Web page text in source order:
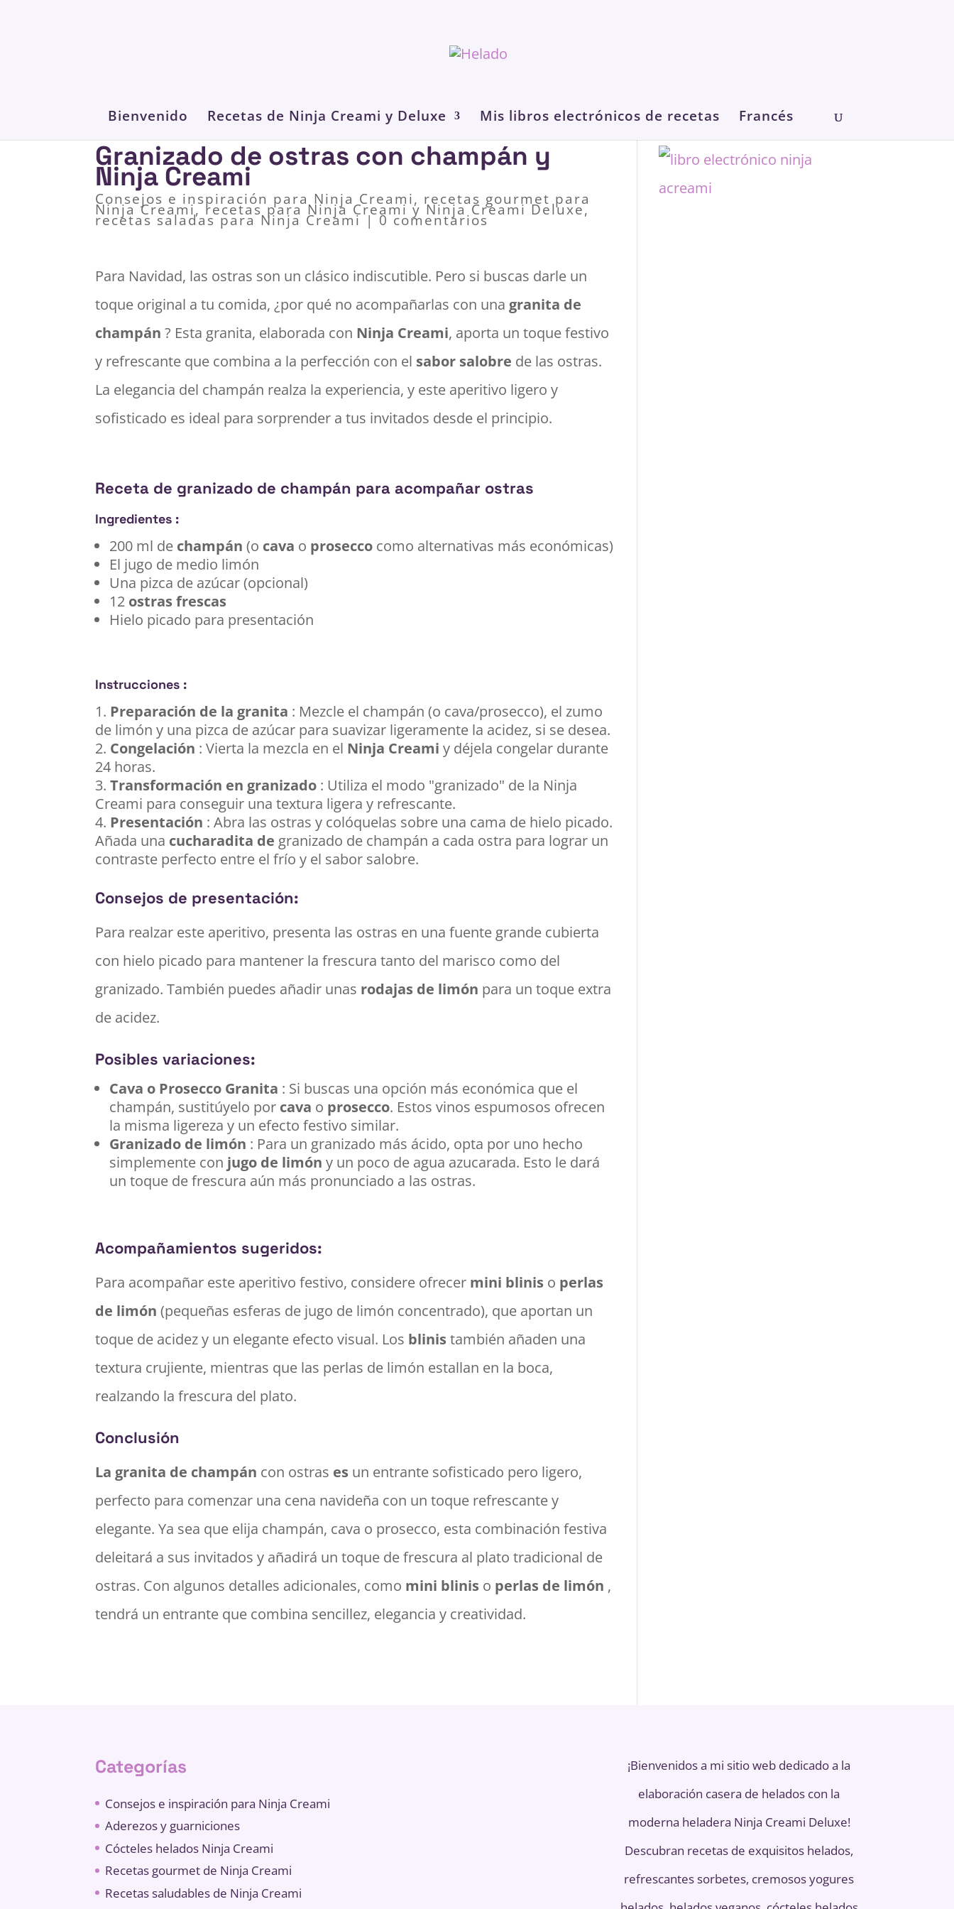
Bienvenido Recetas de Ninja Creami y Deluxe Mis libros electrónicos de recetas Francés
Granizado de ostras con champán y
Ninja Creami
Consejos e inspiración para Ninja Creami, recetas gourmet para
Ninja Creami, recetas para Ninja Creami y Ninja Creami Deluxe,
recetas saladas para Ninja Creami|0 comentarios
Para Navidad, las ostras son un clásico indiscutible. Pero si buscas darle un
toque original a tu comida, ¿por qué no acompañarlas con una granita de
champán ? Esta granita, elaborada con Ninja Creami, aporta un toque festivo
y refrescante que combina a la perfección con el sabor salobre de las ostras.
La elegancia del champán realza la experiencia, y este aperitivo ligero y
sofisticado es ideal para sorprender a tus invitados desde el principio.
Receta de granizado de champán para acompañar ostras
Ingredientes :
200 ml de champán (o cava o prosecco como alternativas más económicas)
El jugo de medio limón
Una pizca de azúcar (opcional)
12 ostras frescas
Hielo picado para presentación
Instrucciones :
Preparación de la granita : Mezcle el champán (o cava/prosecco), el zumo
de limón y una pizca de azúcar para suavizar ligeramente la acidez, si se desea.
Congelación : Vierta la mezcla en el Ninja Creami y déjela congelar durante
24 horas.
Transformación en granizado : Utiliza el modo "granizado" de la Ninja
Creami para conseguir una textura ligera y refrescante.
Presentación : Abra las ostras y colóquelas sobre una cama de hielo picado.
Añada una cucharadita de granizado de champán a cada ostra para lograr un
contraste perfecto entre el frío y el sabor salobre.
Consejos de presentación:
Para realzar este aperitivo, presenta las ostras en una fuente grande cubierta
con hielo picado para mantener la frescura tanto del marisco como del
granizado. También puedes añadir unas rodajas de limón para un toque extra
de acidez.
Posibles variaciones:
Cava o Prosecco Granita : Si buscas una opción más económica que el
champán, sustitúyelo por cava o prosecco. Estos vinos espumosos ofrecen
la misma ligereza y un efecto festivo similar.
Granizado de limón : Para un granizado más ácido, opta por uno hecho
simplemente con jugo de limón y un poco de agua azucarada. Esto le dará
un toque de frescura aún más pronunciado a las ostras.
Acompañamientos sugeridos:
Para acompañar este aperitivo festivo, considere ofrecer mini blinis o perlas
de limón (pequeñas esferas de jugo de limón concentrado), que aportan un
toque de acidez y un elegante efecto visual. Los blinistambién añaden una
textura crujiente, mientras que las perlas de limón estallan en la boca,
realzando la frescura del plato.
Conclusión
La granita de champán con ostras es un entrante sofisticado pero ligero,
perfecto para comenzar una cena navideña con un toque refrescante y
elegante. Ya sea que elija champán, cava o prosecco, esta combinación festiva
deleitará a sus invitados y añadirá un toque de frescura al plato tradicional de
ostras. Con algunos detalles adicionales, como mini blinis o perlas de limón ,
tendrá un entrante que combina sencillez, elegancia y creatividad.
Categorías
Consejos e inspiración para Ninja Creami
Aderezos y guarniciones
Cócteles helados Ninja Creami
Recetas gourmet de Ninja Creami
Recetas saludables de Ninja Creami
¡Bienvenidos a mi sitio web dedicado a la
elaboración casera de helados con la
moderna heladera Ninja Creami Deluxe!
Descubran recetas de exquisitos helados,
refrescantes sorbetes, cremosos yogures